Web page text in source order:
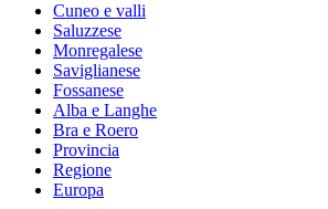
Cuneo e valli
Saluzzese
Monregalese
Saviglianese
Fossanese
Alba e Langhe
Bra e Roero
Provincia
Regione
Europa